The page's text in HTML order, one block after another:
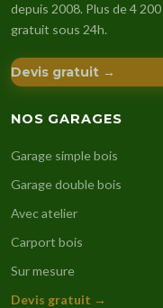
depuis 2008. Plus de 4
gratuit sous 24h.
Devis gratuit →
NOS GARAGES
Garage simple bois
Garage double bois
Avec atelier
Carport bois
Sur mesure
Devis gratuit →